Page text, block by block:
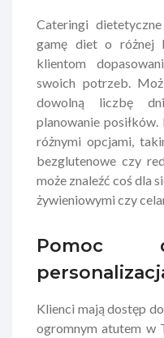
Cateringi
gamę diet o różnej
klientom
swoich potrzeb.
dowolną liczbę
planowanie
różnymi opcjami,
bezglutenowe czy
może znaleźć coś dla
żywieniowymi czy
Pomoc
Klienci mają dostęp
ogromnym atutem w